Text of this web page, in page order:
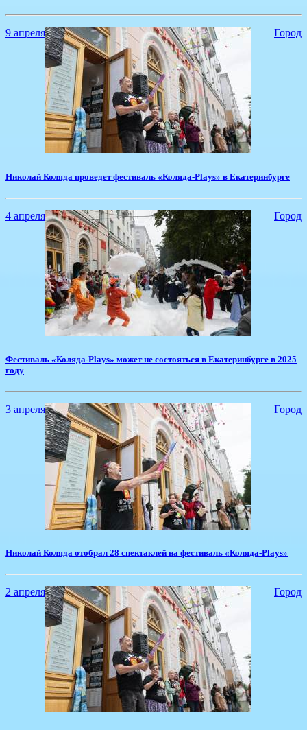
9 апреля Город
​Николай Коляда проведет фестиваль «Коляда-Plays» в Екатеринбурге
4 апреля Город
Фестиваль «Коляда-Plays» может не состояться в Екатеринбурге в 2025
году
3 апреля Город
​Николай Коляда отобрал 28 спектаклей на фестиваль «Коляда-Plays»
2 апреля Город